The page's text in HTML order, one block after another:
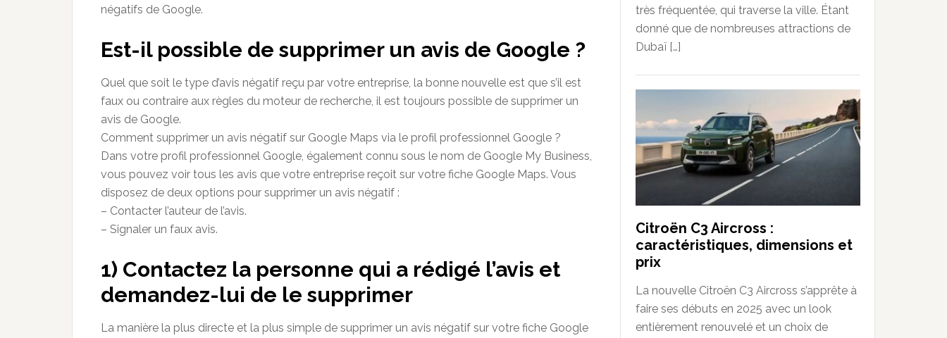
négatifs de Google.
Est-il possible de supprimer un avis de Google ?
Quel que soit le type d’avis négatif reçu par votre entreprise, la bonne nouvelle est que s’il est
faux ou contraire aux règles du moteur de recherche, il est toujours possible de supprimer un
avis de Google.
Comment supprimer un avis négatif sur Google Maps via le profil professionnel Google ?
Dans votre profil professionnel Google, également connu sous le nom de Google My Business,
vous pouvez voir tous les avis que votre entreprise reçoit sur votre fiche Google Maps. Vous
disposez de deux options pour supprimer un avis négatif :
– Contacter l’auteur de l’avis.
– Signaler un faux avis.
1) Contactez la personne qui a rédigé l’avis et
demandez-lui de le supprimer
La manière la plus directe et la plus simple de supprimer un avis négatif sur votre fiche Google
très fréquentée, qui traverse la ville. Étant
donné que de nombreuses attractions de
Dubaï […]
Citroën C3 Aircross :
caractéristiques, dimensions et
prix
La nouvelle Citroën C3 Aircross s’apprête à
faire ses débuts en 2025 avec un look
entièrement renouvelé et un choix de